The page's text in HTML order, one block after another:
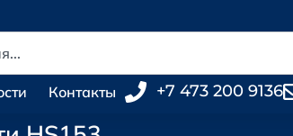
Контакты +7 473 200 9136